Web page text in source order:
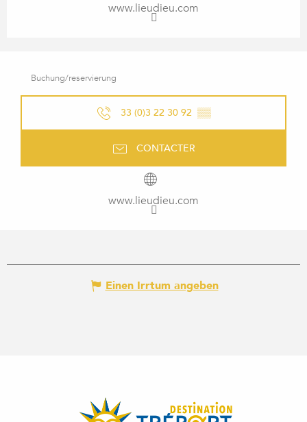
www.lieudieu.com
Buchung/reservierung
33 (0)3 22 30 92 ▒▒
CONTACTER
www.lieudieu.com
Einen Irrtum angeben